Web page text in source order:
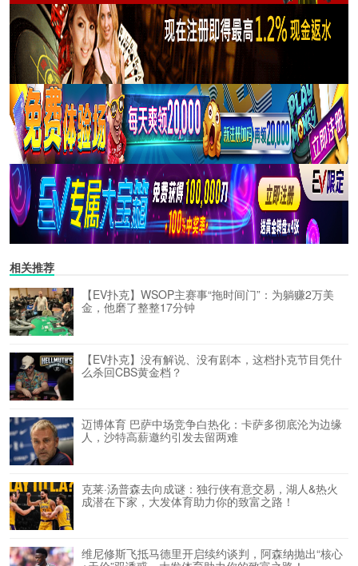
相关推荐
【EV扑克】WSOP主赛事“拖时间门”：为躺赚2万美
金，他磨了整整17分钟
【EV扑克】没有解说、没有剧本，这档扑克节目凭什
么杀回CBS黄金档？
迈博体育 巴萨中场竞争白热化：卡萨多彻底沦为边缘
人，沙特高薪邀约引发去留两难
克莱·汤普森去向成谜：独行侠有意交易，湖人&热火
成潜在下家，大发体育助力你的致富之路！
维尼修斯飞抵马德里开启续约谈判，阿森纳抛出“核心